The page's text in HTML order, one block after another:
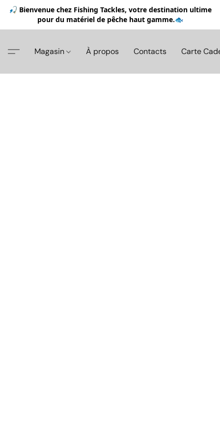
🎣 Bienvenue chez Fishing Tackles, votre destination ultime
pour du matériel de pêche haut gamme.🐟
Magasin À propos Contacts Carte